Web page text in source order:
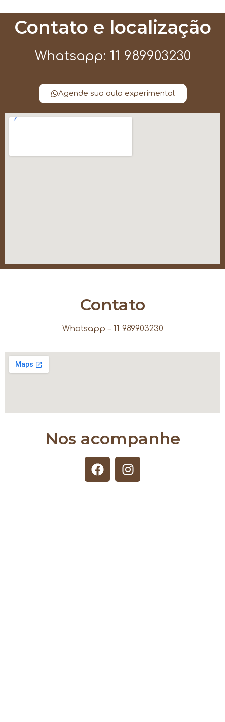
Contato e localização
Whatsapp: 11 989903230
Agende sua aula experimental
Contato
Whatsapp – 11 989903230
Nos acompanhe